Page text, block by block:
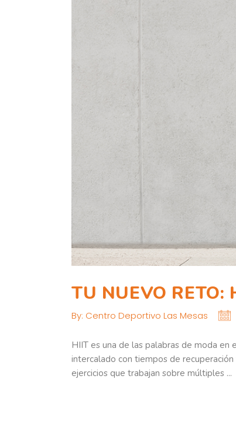
TU NUEVO RETO:
By: Centro Deportivo Las Mesas
HIIT es una de las palabras de moda
intercalado con tiempos de
ejercicios que trabajan sobre múltiples